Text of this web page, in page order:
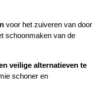
voor het zuiveren van door
schoonmaken van de
veilige alternatieven te
schoner en